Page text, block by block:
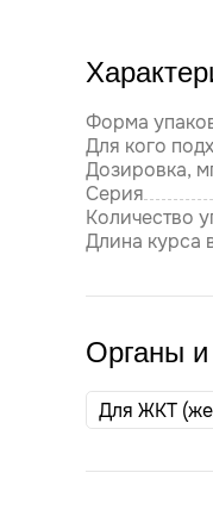
Форма
Для кого
Дозировка,
Серия
Количество
Длина курса
Органы
Для ЖКТ